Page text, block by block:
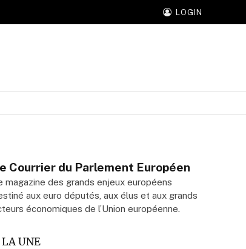
LOGIN
Courrier du Parlement Européen
magazine des grands enjeux européens
aux euro députés, aux élus et aux grands
économiques de l’Union européenne.
UNE